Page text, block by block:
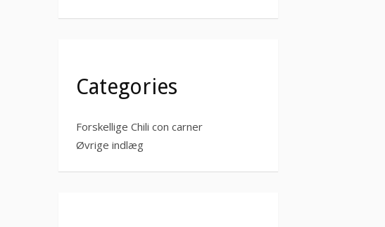
Categories
Forskellige Chili con carner
Øvrige indlæg